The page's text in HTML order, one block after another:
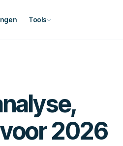
Tools
2026